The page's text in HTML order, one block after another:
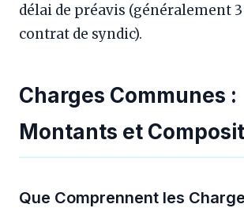
délai de préavis (généralement
contrat de syndic).
Charges Communes :
Montants et
Que Comprennent les